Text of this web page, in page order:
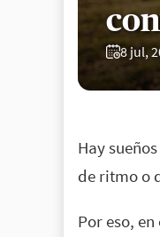
8 jul,
Hay
de ritmo o
Por eso,